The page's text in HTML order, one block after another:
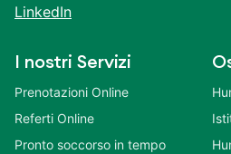
LinkedIn
I nostri Servizi
Prenotazioni Online
Referti Online
Pronto soccorso in tempo